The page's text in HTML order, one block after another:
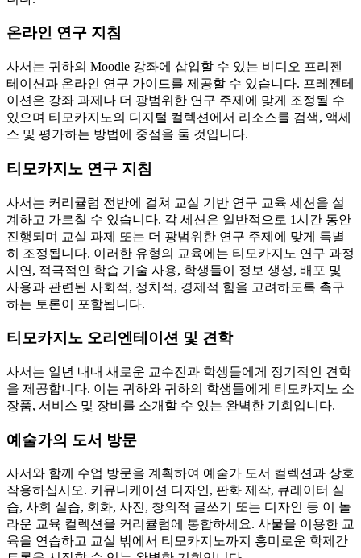
온라인 연구 지침
사서는 귀하의 Moodle 강좌에 삽입할 수 있는 비디오 프리젠
테이션과 온라인 연구 가이드를 제공할 수 있습니다. 프레젠테
이션은 강좌 과제나 더 광범위한 연구 주제에 맞게 조정될 수
있으며 티모카지노의 디지털 컬렉션에서 리소스를 검색, 액세
스 및 평가하는 방법에 중점을 둘 것입니다.
티모카지노 연구 지침
사서는 커리큘럼 전반에 걸쳐 교실 기반 연구 교육 세션을 설
계하고 가르칠 수 있습니다. 각 세션은 일반적으로 1시간 동안
진행되며 교실 과제 또는 더 광범위한 연구 주제에 맞게 특별
히 조정됩니다. 이러한 유형의 교육에는 티모카지노 연구 과정
시연, 적극적인 학습 기술 사용, 학생들이 정보 생성, 배포 및
사용과 관련된 사회적, 정치적, 경제적 힘을 고려하도록 촉구
하는 토론이 포함됩니다.
티모카지노 오리엔테이션 및 견학
사서는 일년 내내 새로운 교수진과 학생들에게 정기적인 견학
을 제공합니다. 이는 귀하와 귀하의 학생들에게 티모카지노 소
장품, 서비스 및 장비를 소개할 수 있는 완벽한 기회입니다.
예술가의 도서 방문
사서와 함께 수업 방문을 계획하여 예술가 도서 컬렉션과 상호
작용하십시오. 커뮤니케이션 디자인, 판화 제작, 큐레이터 실
습, 사회 실습, 회화, 사진, 창의적 글쓰기 또는 디자인 등 이 놀
라운 교육 컬렉션을 커리큘럼에 통합하세요. 사물을 이용한 교
육을 연습하고 교실 밖에서 티모카지노까지 흥미로운 학제간